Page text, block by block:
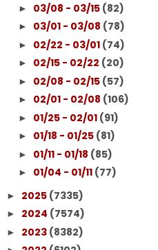
► 03/08 - 03/15 (82)
► 03/01 - 03/08 (78)
► 02/22 - 03/01 (74)
► 02/15 - 02/22 (20)
► 02/08 - 02/15 (57)
► 02/01 - 02/08 (106)
► 01/25 - 02/01 (91)
► 01/18 - 01/25 (81)
► 01/11 - 01/18 (85)
► 01/04 - 01/11 (77)
► 2025 (7335)
► 2024 (7574)
► 2023 (8382)